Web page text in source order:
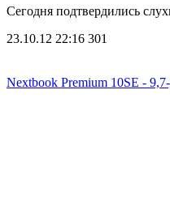
Сегодня подтвердились
23.10.12 22:16 301
Nextbook Premium 10SE -